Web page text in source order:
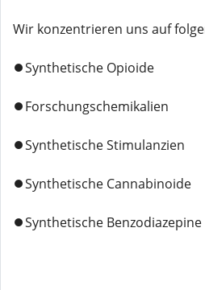
Wir konzentrieren uns auf
⏺️Synthetische Opioide
⏺️Forschungschemikalien
⏺️Synthetische Stimulanzien
⏺️Synthetische Cannabinoide
⏺️Synthetische Benzodiazepine